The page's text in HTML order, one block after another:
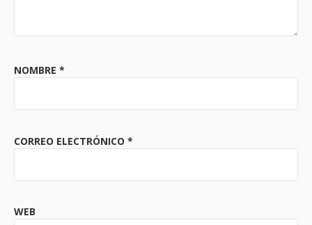
NOMBRE *
CORREO ELECTRÓNICO *
WEB